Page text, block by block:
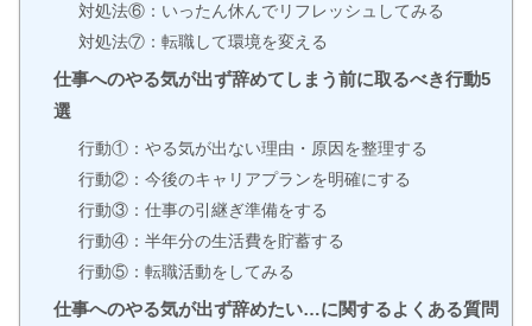
対処法⑥：いったん休んでリフレッシュしてみる
対処法⑦：転職して環境を変える
仕事へのやる気が出ず辞めてしまう前に取るべき行動5
選
行動①：やる気が出ない理由・原因を整理する
行動②：今後のキャリアプランを明確にする
行動③：仕事の引継ぎ準備をする
行動④：半年分の生活費を貯蓄する
行動⑤：転職活動をしてみる
仕事へのやる気が出ず辞めたい…に関するよくある質問